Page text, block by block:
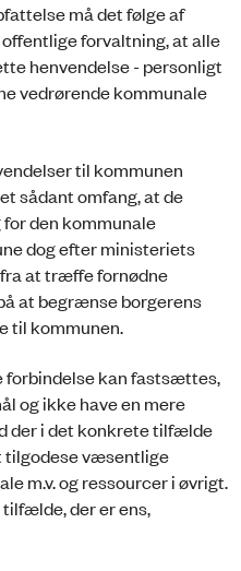
må det følge af
forvaltning, at alle
henvendelse - personligt
vedrørende kommunale
til kommunen
sådant omfang, at de
den kommunale
dog efter ministeriets
at træffe fornødne
at begrænse borgerens
til kommunen.
forbindelse kan fastsættes,
og ikke have en mere
der i det konkrete tilfælde
tilgodese væsentlige
m.v. og ressourcer i øvrigt.
der er ens,